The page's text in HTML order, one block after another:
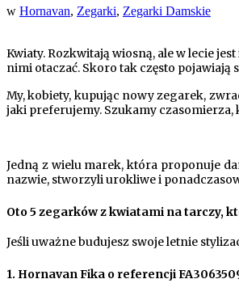
w Hornavan, Zegarki, Zegarki Damskie
Kwiaty. Rozkwitają wiosną, ale w lecie
nimi otaczać. Skoro tak często pojawiają
My, kobiety, kupując nowy zegarek,
jaki preferujemy. Szukamy czasomierza,
Jedną z wielu marek, która proponuje
nazwie, stworzyli urokliwe i
Oto 5 zegarków z kwiatami na tarczy,
Jeśli uważne budujesz swoje letnie
1. Hornavan Fika o referencji